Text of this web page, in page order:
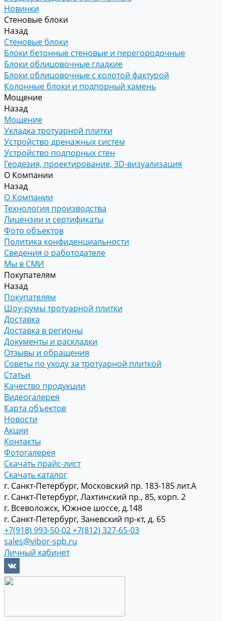
Новинки
Стеновые блоки
Назад
Стеновые блоки
Блоки бетонные стеновые и перегородочные
Блоки облицовочные гладкие
Блоки облицовочные с колотой фактурой
Колонные блоки и подпорный камень
Мощение
Назад
Мощение
Укладка тротуарной плитки
Устройство дренажных систем
Устройство подпорных стен
Геодезия, проектирование, 3D-визуализация
О Компании
Назад
О Компании
Технология производства
Лицензии и сертификаты
Фото объектов
Политика конфиденциальности
Сведения о работодателе
Мы в СМИ
Покупателям
Назад
Покупателям
Шоу-румы тротуарной плитки
Доставка
Доставка в регионы
Документы и раскладки
Отзывы и обращения
Советы по уходу за тротуарной плиткой
Статьи
Качество продукции
Видеогалерея
Карта объектов
Новости
Акции
Контакты
Фотогалерея
Скачать прайс-лист
Скачать каталог
г. Санкт-Петербург, Московский пр. 183-185 лит.А
г. Санкт-Петербург, Лахтинский пр., 85, корп. 2
г. Всеволожск, Южное шоссе, д.148
г. Санкт-Петербург, Заневский пр-кт, д. 65
+7(918) 993-50-02+7(812) 327-65-03
sales@vibor-spb.ru
Личный кабинет